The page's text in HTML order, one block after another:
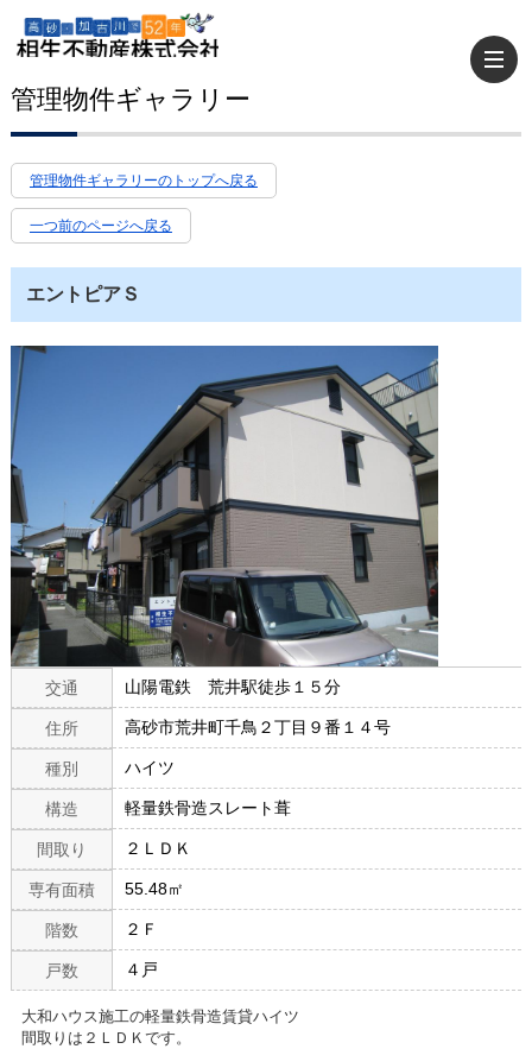
管理物件ギャラリー
管理物件ギャラリーのトップへ戻る
一つ前のページへ戻る
エントピアＳ
交通 山陽電鉄 荒井駅徒歩１５分
住所 高砂市荒井町千鳥２丁目９番１４号
種別 ハイツ
構造 軽量鉄骨造スレート葺
間取り ２ＬＤＫ
専有面積 55.48㎡
階数 ２Ｆ
戸数 ４戸
大和ハウス施工の軽量鉄骨造賃貸ハイツ
間取りは２ＬＤＫです。